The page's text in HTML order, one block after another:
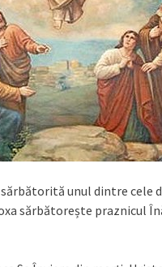
unul dintre cele
sărbătorește praznicul